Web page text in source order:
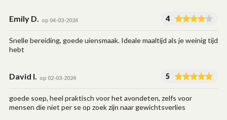
Emily D. op 04-03-2024 4
Snelle bereiding, goede uiensmaak. Ideale maaltijd als je weinig tijd
hebt
David I. op 02-03-2024 5
goede soep, heel praktisch voor het avondeten, zelfs voor
mensen die niet per se op zoek zijn naar gewichtsverlies